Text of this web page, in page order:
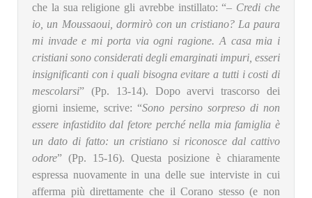
che la sua religione gli avrebbe instillato: “– Credi che
io, un Moussaoui, dormirò con un cristiano? La paura
mi invade e mi porta via ogni ragione. A casa mia i
cristiani sono considerati degli emarginati impuri, esseri
insignificanti con i quali bisogna evitare a tutti i costi di
mescolarsi” (Pp. 13-14). Dopo avervi trascorso dei
giorni insieme, scrive: “Sono persino sorpreso di non
essere infastidito dal fetore perché nella mia famiglia è
un dato di fatto: un cristiano si riconosce dal cattivo
odore” (Pp. 15-16). Questa posizione è chiaramente
espressa nuovamente in una delle sue interviste in cui
afferma più direttamente che il Corano stesso (e non